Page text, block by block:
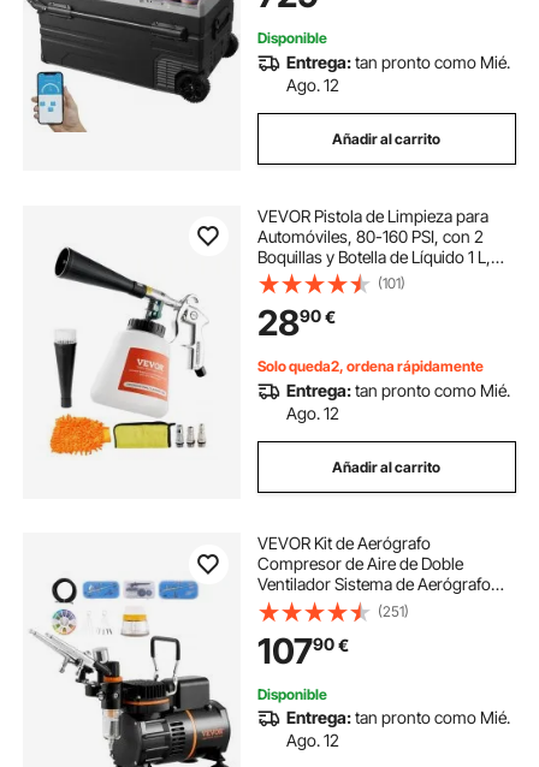
12/24 V CC y 100-240 V CA para
exteriores, campamentos
Disponible
Entrega:tan pronto como Mié.
Ago. 12
Añadir al carrito
VEVOR Pistola de Limpieza para
Automóviles, 80-160 PSI, con 2
Boquillas y Botella de Líquido 1 L,
Elimina la Suciedad y el Polvo de la
Superficie, para Compresor de Aire
NPT, 315 x 225 x 130 mm
(101)
2890€
Solo queda2, ordena rápidamente
Entrega:tan pronto como Mié.
Ago. 12
Añadir al carrito
VEVOR Kit de Aerógrafo
Compresor de Aire de Doble
Ventilador Sistema de Aerógrafo
Profesional con 3 Pistolas Soporte
Rueda de Mezcla de Colores para
Decoración de Uñas, Cocina,
Maquillaje
(251)
10790€
Disponible
Entrega:tan pronto como Mié.
Ago. 12